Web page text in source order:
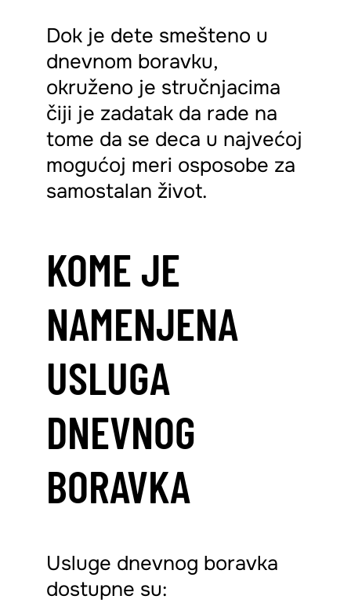
Dok je dete smešteno u
dnevnom boravku,
okruženo je stručnjacima
čiji je zadatak da rade na
tome da se deca u najvećoj
mogućoj meri osposobe za
samostalan život.
KOME JE
NAMENJENA
USLUGA
DNEVNOG
BORAVKA
Usluge dnevnog boravka
dostupne su: